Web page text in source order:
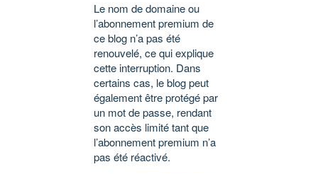
Le nom de domaine ou
l’abonnement premium de
ce blog n’a pas été
renouvelé, ce qui explique
cette interruption. Dans
certains cas, le blog peut
également être protégé par
un mot de passe, rendant
son accès limité tant que
l’abonnement premium n’a
pas été réactivé.